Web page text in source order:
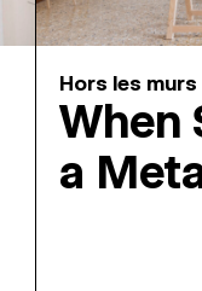
Hors les murs
When
a